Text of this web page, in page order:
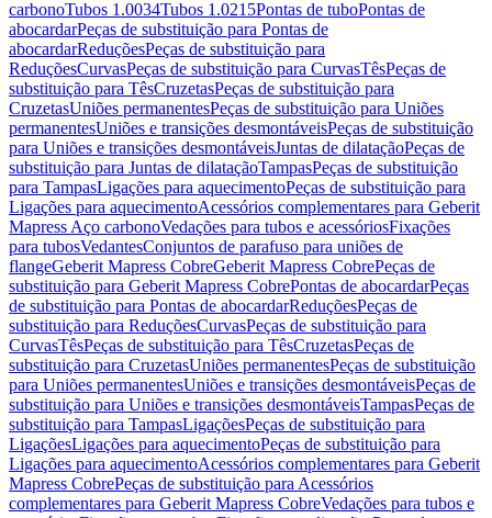
carbonoTubos 1.0034Tubos 1.0215Pontas de tuboPontas de
abocardarPeças de substituição para Pontas de
abocardarReduçõesPeças de substituição para
ReduçõesCurvasPeças de substituição para CurvasTêsPeças de
substituição para TêsCruzetasPeças de substituição para
CruzetasUniões permanentesPeças de substituição para Uniões
permanentesUniões e transições desmontáveisPeças de substituição
para Uniões e transições desmontáveisJuntas de dilataçãoPeças de
substituição para Juntas de dilataçãoTampasPeças de substituição
para TampasLigações para aquecimentoPeças de substituição para
Ligações para aquecimentoAcessórios complementares para Geberit
Mapress Aço carbonoVedações para tubos e acessóriosFixações
para tubosVedantesConjuntos de parafuso para uniões de
flangeGeberit Mapress CobreGeberit Mapress CobrePeças de
substituição para Geberit Mapress CobrePontas de abocardarPeças
de substituição para Pontas de abocardarReduçõesPeças de
substituição para ReduçõesCurvasPeças de substituição para
CurvasTêsPeças de substituição para TêsCruzetasPeças de
substituição para CruzetasUniões permanentesPeças de substituição
para Uniões permanentesUniões e transições desmontáveisPeças de
substituição para Uniões e transições desmontáveisTampasPeças de
substituição para TampasLigaçõesPeças de substituição para
LigaçõesLigações para aquecimentoPeças de substituição para
Ligações para aquecimentoAcessórios complementares para Geberit
Mapress CobrePeças de substituição para Acessórios
complementares para Geberit Mapress CobreVedações para tubos e